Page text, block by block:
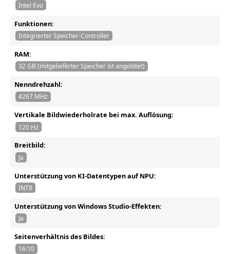
Intel Evo
Funktionen:
Integrierter Speicher-Controller
RAM:
32 GB (mitgelieferter Speicher ist angelötet)
Nenndrehzahl:
4267 MHz
Vertikale Bildwiederholrate bei max. Auflösung:
120 Hz
Breitbild:
Ja
Unterstützung von KI-Datentypen auf NPU:
INT8
Unterstützung von Windows Studio-Effekten:
Ja
Seitenverhältnis des Bildes:
16:10